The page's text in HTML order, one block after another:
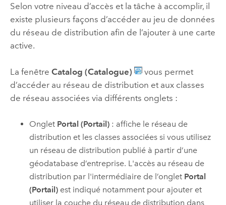
Selon votre niveau d’accès et la tâche à accomplir, il
existe plusieurs façons d’accéder au jeu de données
du réseau de distribution afin de l’ajouter à une carte
active.
La fenêtre Catalog (Catalogue)
vous permet
d’accéder au réseau de distribution et aux classes
de réseau associées via différents onglets :
Onglet Portal (Portail) : affiche le réseau de
distribution et les classes associées si vous utilisez
un réseau de distribution publié à partir d’une
géodatabase d’entreprise. L'accès au réseau de
distribution par l'intermédiaire de l’onglet Portal
(Portail) est indiqué notamment pour ajouter et
utiliser la couche du réseau de distribution dans